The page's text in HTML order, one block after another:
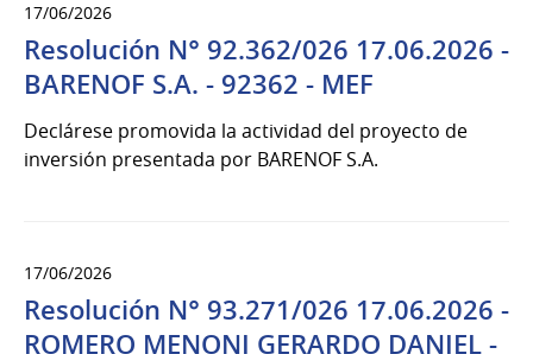
17/06/2026
Resolución N° 92.362/026 17.06.2026 -
BARENOF S.A. - 92362 - MEF
Declárese promovida la actividad del proyecto de
inversión presentada por BARENOF S.A.
17/06/2026
Resolución N° 93.271/026 17.06.2026 -
ROMERO MENONI GERARDO DANIEL -